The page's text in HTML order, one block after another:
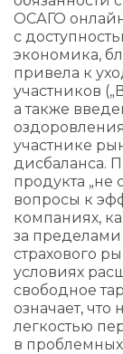
ОСАГО
с
экономика,
привела к
участников
а также
участнике
дисбаланса.
продукта „не
вопросы к
компаниях,
за
страхового
условиях
свободное
означает,
легкостью
в проблемных